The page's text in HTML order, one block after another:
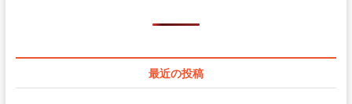
最近の投稿